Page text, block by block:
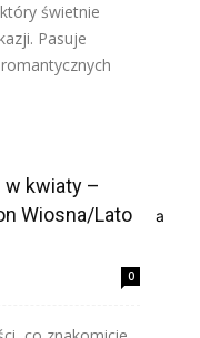
świetnie
Pasuje
kwiaty –
Wiosna/Lato
0